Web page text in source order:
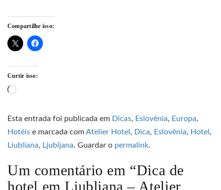
Compartilhe isso:
Curtir isso:
Carregando...
Esta entrada foi publicada em Dicas, Eslovênia, Europa,
Hotéis e marcada comAtelier Hotel , Dica, Eslovênia, Hotel ,
Liubliana, Ljubljana. Guardar o permalink.
Um comentário em “Dica de
hotel em Liubliana – Atelier